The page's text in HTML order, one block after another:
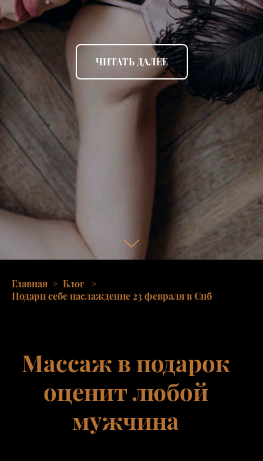
ЧИТАТЬ ДАЛЕЕ
Главная > Блог
>
Подари себе наслаждение 23 февраля в Спб
Массаж в подарок
оценит любой
мужчина